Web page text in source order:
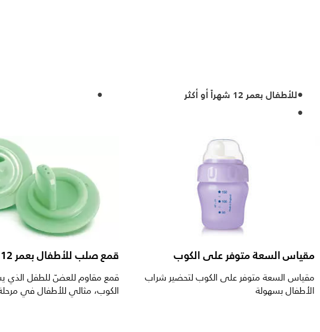
للأطفال بعمر 12 شهراً أو أكثر
مقياس السعة متوفر على الكوب
مقياس السعة متوفر على الكوب لتحضير شراب
الأطفال بسهولة
قمع صلب للأطفال بعمر 12 شهراً أو أكثر
قمع مقاوم للعضّ للطفل الذي
الكوب، مثالي للأطفال في